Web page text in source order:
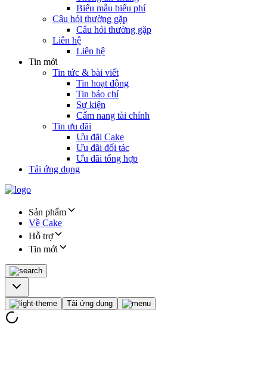
Biểu mẫu biểu phí
Câu hỏi thường gặp
Câu hỏi thường gặp
Liên hệ
Liên hệ
Tin mới
Tin tức & bài viết
Tin hoạt động
Tin báo chí
Sự kiện
Cẩm nang tài chính
Tin ưu đãi
Ưu đãi Cake
Ưu đãi đối tác
Ưu đãi tổng hợp
Tải ứng dụng
Sản phẩm
Về Cake
Hỗ trợ
Tin mới
Tải ứng dụng